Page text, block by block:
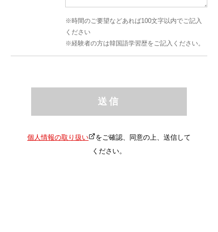
時間のご要望などあれば100文字以内でご記入
ください
経験者の方は韓国語学習歴をご記入ください。
送信
個人情報の取り扱い
をご確認、同意の上、送信して
ください。